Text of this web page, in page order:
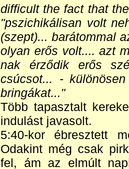
difficult the fact that
"pszichikálisan volt
(szept)... barátommal
olyan erős volt.... azt
nak érződik erős
csúcsot... -
bringákat..."
Több tapasztalt
indulást javasolt.
5:40-kor ébresztett
Odakint még csak
fel, ám az elmúlt